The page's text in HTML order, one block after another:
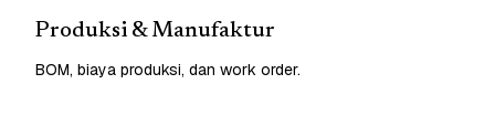
Produksi & Manufaktur
BOM, biaya produksi, dan work order.